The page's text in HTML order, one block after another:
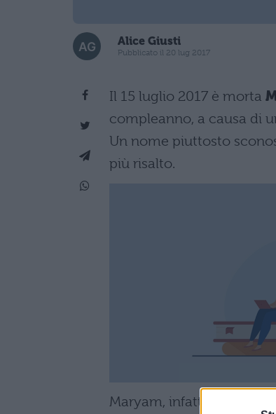
Alice Giusti
Pubblicato il 20 lug 2017
Il 15 luglio 2017 è morta
compleanno, a causa di
Un nome piuttosto
più risalto.
Maryam, infatti, è stata